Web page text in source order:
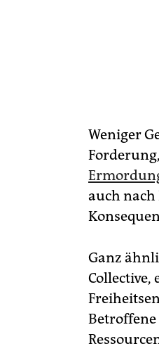
Weniger
auch nach
Ganz
Collective,
Betroffene